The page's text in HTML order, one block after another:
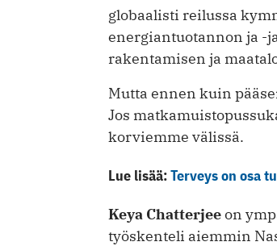
globaalisti reilussa
energiantuotannon ja -
rakentamisen ja
Mutta ennen kuin
Jos
korviemme välissä.
Lue lisää:Terveys on osa
Keya Chatterjeeon
työskenteli aiemmin